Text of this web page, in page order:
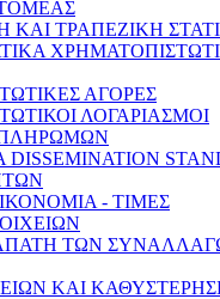
ΚΑΙ ΤΡΑΠΕΖΙΚΗ
ΑΓΟΡΕΣ
ΛΟΓΑΡΙΑΣΜΟΙ
ΠΛΗΡΩΜΩΝ
DISSEMINATION
- ΤΙΜΕΣ
ΤΩΝ
ΚΑΙ